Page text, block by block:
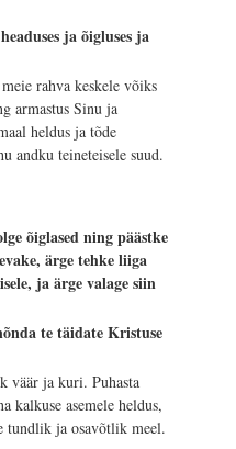
ja õigluses ja
rahva keskele võiks
armastus Sinu ja
heldus ja tõde
andku teineteisele suud.
õiglased ning päästke
ärge tehke liiga
ja ärge valage siin
te täidate Kristuse
väär ja kuri. Puhasta
kalkuse asemele heldus,
tundlik ja osavõtlik meel.